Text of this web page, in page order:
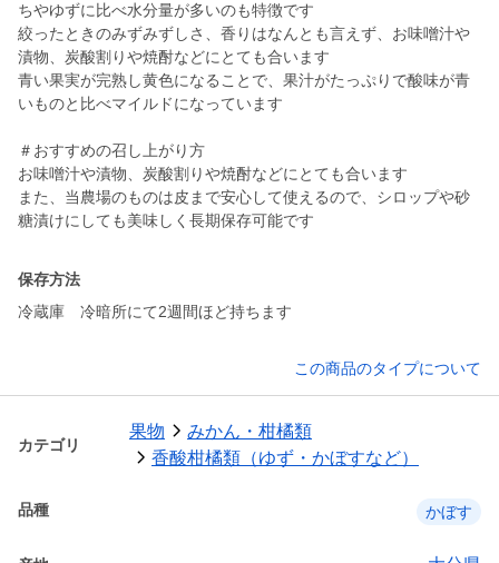
ちやゆずに比べ水分量が多いのも特徴です
絞ったときのみずみずしさ、香りはなんとも言えず、お味噌汁や
漬物、炭酸割りや焼酎などにとても合います
青い果実が完熟し黄色になることで、果汁がたっぷりで酸味が青
いものと比べマイルドになっています
＃おすすめの召し上がり方
お味噌汁や漬物、炭酸割りや焼酎などにとても合います
また、当農場のものは皮まで安心して使えるので、シロップや砂
糖漬けにしても美味しく長期保存可能です
保存方法
冷蔵庫 冷暗所にて2週間ほど持ちます
この商品のタイプについて
カテゴリ
果物
みかん・柑橘類
香酸柑橘類（ゆず・かぼすなど）
品種 かぼす